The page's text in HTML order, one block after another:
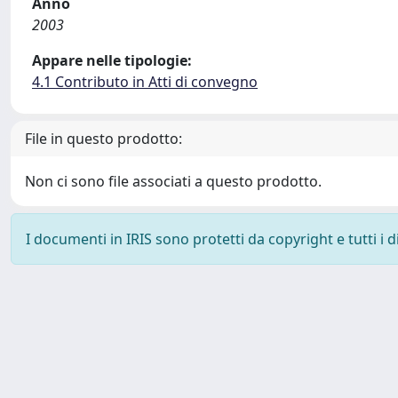
2003
Appare nelle tipologie:
4.1 Contributo in Atti di convegno
File in questo prodotto:
Non ci sono file associati a questo prodotto.
I documenti in IRIS sono protetti da copyright e tutti i